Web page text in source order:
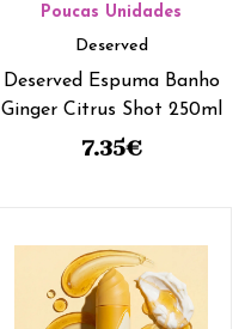
Poucas Unidades
Deserved
Deserved Espuma Banho
Ginger Citrus Shot 250ml
7.35€